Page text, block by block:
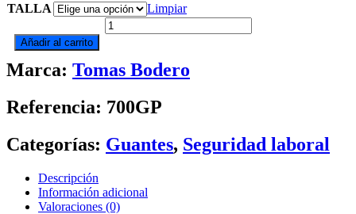
TALLA
Limpiar
GUANTE
NITRILO
700GP
cantidad
Añadir al carrito
Marca: Tomas Bodero
Referencia: 700GP
Categorías: Guantes, Seguridad laboral
Descripción
Información adicional
Valoraciones (0)